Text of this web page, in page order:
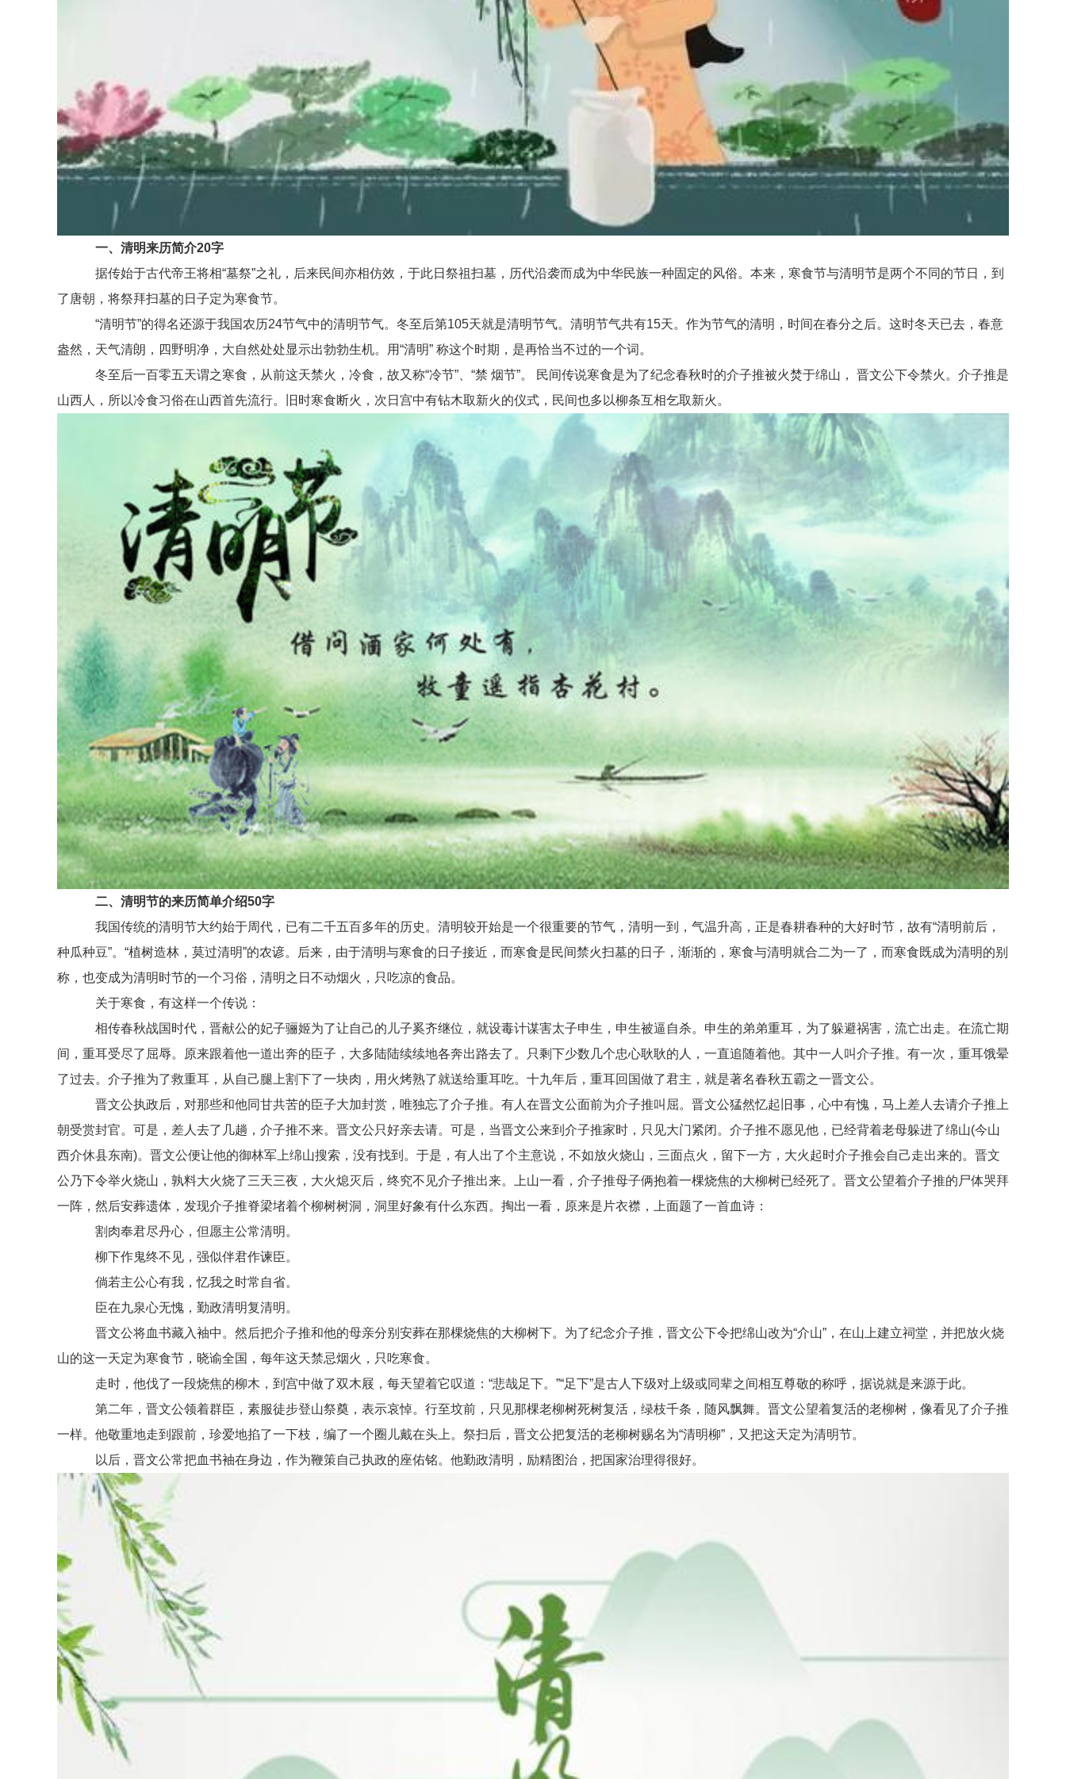
一、清明来历简介20字
据传始于古代帝王将相“墓祭”之礼，后来民间亦相仿效，于此日祭祖扫墓，历代沿袭而成为中华民族一种固定的风俗。本来，寒食节与清明节是两个不同的节日，到
了唐朝，将祭拜扫墓的日子定为寒食节。
“清明节”的得名还源于我国农历24节气中的清明节气。冬至后第105天就是清明节气。清明节气共有15天。作为节气的清明，时间在春分之后。这时冬天已去，春意
盎然，天气清朗，四野明净，大自然处处显示出勃勃生机。用“清明” 称这个时期，是再恰当不过的一个词。
冬至后一百零五天谓之寒食，从前这天禁火，冷食，故又称“冷节”、“禁 烟节”。 民间传说寒食是为了纪念春秋时的介子推被火焚于绵山， 晋文公下令禁火。介子推是
山西人，所以冷食习俗在山西首先流行。旧时寒食断火，次日宫中有钻木取新火的仪式，民间也多以柳条互相乞取新火。
二、清明节的来历简单介绍50字
我国传统的清明节大约始于周代，已有二千五百多年的历史。清明较开始是一个很重要的节气，清明一到，气温升高，正是春耕春种的大好时节，故有“清明前后，
种瓜种豆”。“植树造林，莫过清明”的农谚。后来，由于清明与寒食的日子接近，而寒食是民间禁火扫墓的日子，渐渐的，寒食与清明就合二为一了，而寒食既成为清明的别
称，也变成为清明时节的一个习俗，清明之日不动烟火，只吃凉的食品。
关于寒食，有这样一个传说：
相传春秋战国时代，晋献公的妃子骊姬为了让自己的儿子奚齐继位，就设毒计谋害太子申生，申生被逼自杀。申生的弟弟重耳，为了躲避祸害，流亡出走。在流亡期
间，重耳受尽了屈辱。原来跟着他一道出奔的臣子，大多陆陆续续地各奔出路去了。只剩下少数几个忠心耿耿的人，一直追随着他。其中一人叫介子推。有一次，重耳饿晕
了过去。介子推为了救重耳，从自己腿上割下了一块肉，用火烤熟了就送给重耳吃。十九年后，重耳回国做了君主，就是著名春秋五霸之一晋文公。
晋文公执政后，对那些和他同甘共苦的臣子大加封赏，唯独忘了介子推。有人在晋文公面前为介子推叫屈。晋文公猛然忆起旧事，心中有愧，马上差人去请介子推上
朝受赏封官。可是，差人去了几趟，介子推不来。晋文公只好亲去请。可是，当晋文公来到介子推家时，只见大门紧闭。介子推不愿见他，已经背着老母躲进了绵山(今山
西介休县东南)。晋文公便让他的御林军上绵山搜索，没有找到。于是，有人出了个主意说，不如放火烧山，三面点火，留下一方，大火起时介子推会自己走出来的。晋文
公乃下令举火烧山，孰料大火烧了三天三夜，大火熄灭后，终究不见介子推出来。上山一看，介子推母子俩抱着一棵烧焦的大柳树已经死了。晋文公望着介子推的尸体哭拜
一阵，然后安葬遗体，发现介子推脊梁堵着个柳树树洞，洞里好象有什么东西。掏出一看，原来是片衣襟，上面题了一首血诗：
割肉奉君尽丹心，但愿主公常清明。
柳下作鬼终不见，强似伴君作谏臣。
倘若主公心有我，忆我之时常自省。
臣在九泉心无愧，勤政清明复清明。
晋文公将血书藏入袖中。然后把介子推和他的母亲分别安葬在那棵烧焦的大柳树下。为了纪念介子推，晋文公下令把绵山改为“介山”，在山上建立祠堂，并把放火烧
山的这一天定为寒食节，晓谕全国，每年这天禁忌烟火，只吃寒食。
走时，他伐了一段烧焦的柳木，到宫中做了双木屐，每天望着它叹道：“悲哉足下。”“足下”是古人下级对上级或同辈之间相互尊敬的称呼，据说就是来源于此。
第二年，晋文公领着群臣，素服徒步登山祭奠，表示哀悼。行至坟前，只见那棵老柳树死树复活，绿枝千条，随风飘舞。晋文公望着复活的老柳树，像看见了介子推
一样。他敬重地走到跟前，珍爱地掐了一下枝，编了一个圈儿戴在头上。祭扫后，晋文公把复活的老柳树赐名为“清明柳”，又把这天定为清明节。
以后，晋文公常把血书袖在身边，作为鞭策自己执政的座佑铭。他勤政清明，励精图治，把国家治理得很好。